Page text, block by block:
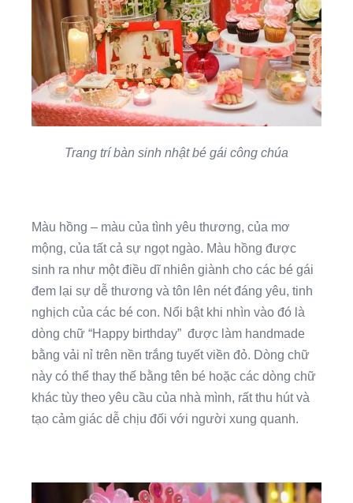
Trang trí bàn sinh nhật bé gái công chúa
Màu hồng – màu của tình yêu thương, của mơ
mộng, của tất cả sự ngọt ngào. Màu hồng được
sinh ra như một điều dĩ nhiên giành cho các bé gái
đem lại sự dễ thương và tôn lên nét đáng yêu, tinh
nghịch của các bé con. Nổi bật khi nhìn vào đó là
dòng chữ “Happy birthday” được làm handmade
bằng vải nỉ trên nền trắng tuyết viền đỏ. Dòng chữ
này có thể thay thế bằng tên bé hoặc các dòng chữ
khác tùy theo yêu cầu của nhà mình, rất thu hút và
tạo cảm giác dễ chịu đối với người xung quanh.